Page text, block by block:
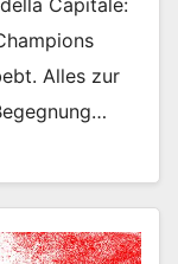
Alles zur